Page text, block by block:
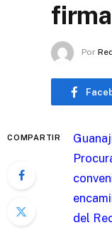
Por
COMPARTIR
del